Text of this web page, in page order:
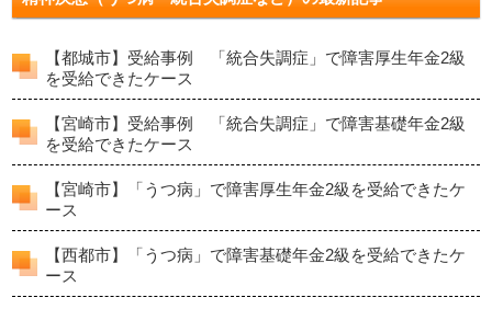
【都城市】受給事例 「統合失調症」で障害厚生年金2級
を受給できたケース
【宮崎市】受給事例 「統合失調症」で障害基礎年金2級
を受給できたケース
【宮崎市】「うつ病」で障害厚生年金2級を受給できたケ
ース
【西都市】「うつ病」で障害基礎年金2級を受給できたケ
ース